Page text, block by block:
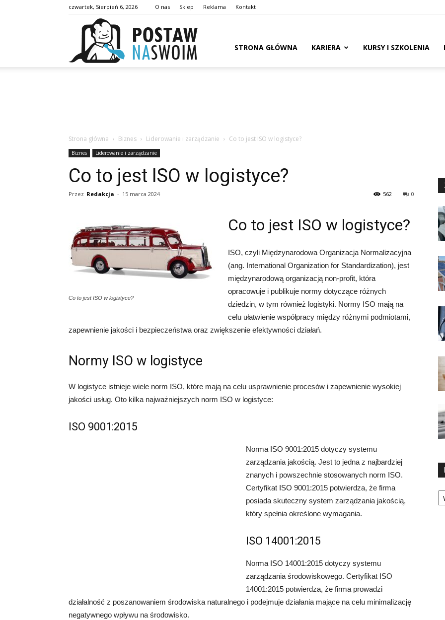
czwartek, Sierpień 6, 2026 O nas Sklep Reklama Kontakt
STRONA GŁÓWNA KARIERA KURSY I SZKOLENIA
Strona główna Biznes Liderowanie i zarządzanie Co to jest ISO w logistyce?
Biznes Liderowanie i zarządzanie
Co to jest ISO w logistyce?
Przez Redakcja - 15 marca 2024 0
562
Co to jest ISO w logistyce?
Co to jest ISO w logistyce?
ISO, czyli Międzynarodowa Organizacja Normalizacyjna
(ang. International Organization for Standardization), jest
międzynarodową organizacją non-profit, która
opracowuje i publikuje normy dotyczące różnych
dziedzin, w tym również logistyki. Normy ISO mają na
celu ułatwienie współpracy między różnymi podmiotami,
zapewnienie jakości i bezpieczeństwa oraz zwiększenie efektywności działań.
Normy ISO w logistyce
W logistyce istnieje wiele norm ISO, które mają na celu usprawnienie procesów i zapewnienie wysokiej
jakości usług. Oto kilka najważniejszych norm ISO w logistyce:
ISO 9001:2015
Norma ISO 9001:2015 dotyczy systemu
zarządzania jakością. Jest to jedna z najbardziej
znanych i powszechnie stosowanych norm ISO.
Certyfikat ISO 9001:2015 potwierdza, że firma
posiada skuteczny system zarządzania jakością,
który spełnia określone wymagania.
ISO 14001:2015
Norma ISO 14001:2015 dotyczy systemu
zarządzania środowiskowego. Certyfikat ISO
14001:2015 potwierdza, że firma prowadzi
działalność z poszanowaniem środowiska naturalnego i podejmuje działania mające na celu minimalizację
negatywnego wpływu na środowisko.